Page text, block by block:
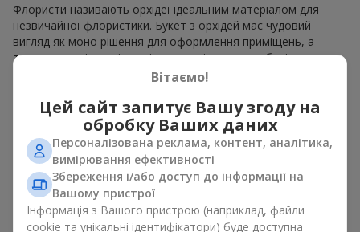
Флористи називають орхідеї ідеальним матеріалом для
незвичайної флористики. Букет з орхідей має чудовий
вигляд як моно рішення для оформлення приміщень, а
також як варіант міксу з іншими квітами, що зберігає свою
виразність у будь-якому форматі. Завдяки своїй структурі
мінімалістичному або сучасному стилі. Букет з орхідей
виглядає ефектно як у камерних, так і в масштабних
роботах, а її розкішні суцвіття легко стають центральним
елементом композиції букет з орхідей. Залежно від
оформлення і сорту рослин різниться на орхідеї ціна.
Зважайте на це перш ніж замовити букет з орхідей.
Кому дарують орхідеї?
Вітаємо!
Цей сайт запитує Вашу згоду на
обробку Ваших даних
Персоналізована реклама, контент, аналітика,
вимірювання ефективності
Збереження і/або доступ до інформації на
Вашому пристрої
Інформація з Вашого пристрою (наприклад, файли
cookie та унікальні ідентифікатори) буде доступна